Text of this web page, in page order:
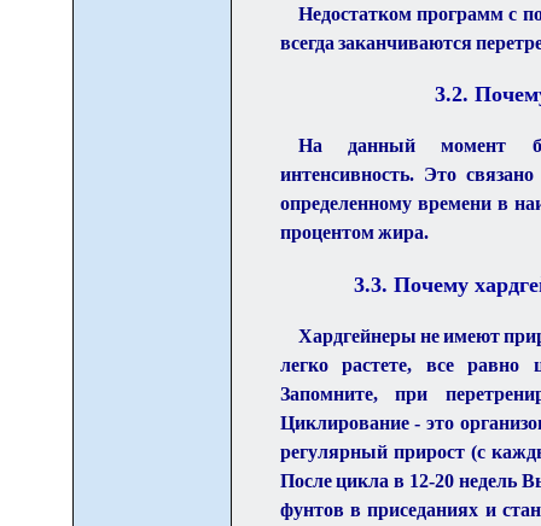
Недостатком программ с
всегда заканчиваются
3.2.
На данный момент
интенсивность. Это
определенному времени в
процентом жира.
3.3. Почему
Хардгейнеры не имеют
легко растете, все равно
Запомните, при
Циклирование - это
регулярный прирост (с
После цикла в 12-20 недель
фунтов в приседаниях и